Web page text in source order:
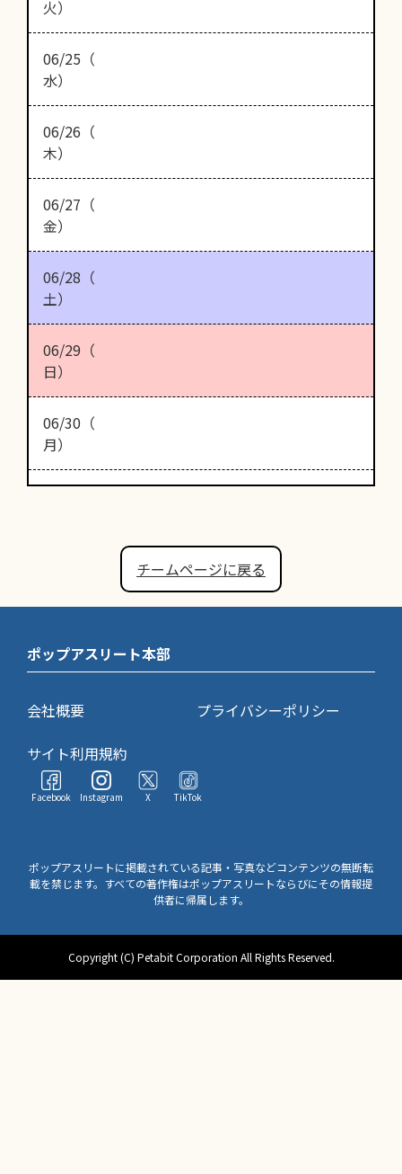
火）
06/25（
水）
06/26（
木）
06/27（
金）
06/28（
土）
06/29（
日）
06/30（
月）
チームページに戻る
ポップアスリート本部
会社概要
プライバシーポリシー
サイト利用規約
Facebook Instagram X TikTok
ポップアスリートに掲載されている記事・写真などコンテンツの無断転
載を禁じます。すべての著作権はポップアスリートならびにその情報提
供者に帰属します。
Copyright (C) Petabit Corporation All Rights Reserved.